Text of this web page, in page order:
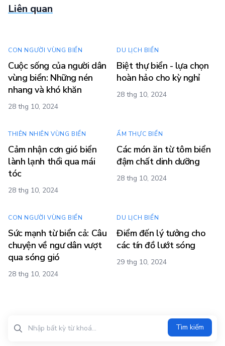
Liên quan
CON NGƯỜI VÙNG BIỂN
Cuộc sống của người dân
vùng biển: Những nén
nhang và khó khăn
28 thg 10, 2024
DU LỊCH BIỂN
Biệt thự biển - lựa chọn
hoàn hảo cho kỳ nghỉ
28 thg 10, 2024
THIÊN NHIÊN VÙNG BIỂN
Cảm nhận cơn gió biển
lành lạnh thổi qua mái
tóc
28 thg 10, 2024
ẨM THỰC BIỂN
Các món ăn từ tôm biển
đậm chất dinh dưỡng
28 thg 10, 2024
CON NGƯỜI VÙNG BIỂN
Sức mạnh từ biển cả: Câu
chuyện về ngư dân vượt
qua sóng gió
28 thg 10, 2024
DU LỊCH BIỂN
Điểm đến lý tưởng cho
các tín đồ lướt sóng
29 thg 10, 2024
Tìm kiếm